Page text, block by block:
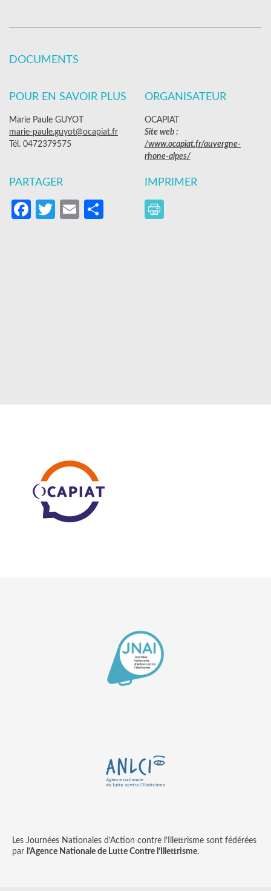
DOCUMENTS
POUR EN SAVOIR PLUS
Marie Paule GUYOT
marie-paule.guyot@ocapiat.fr
Tél. 0472379575
ORGANISATEUR
OCAPIAT
Site web :
/www.ocapiat.fr/auvergne-
rhone-alpes/
PARTAGER
Facebook
Twitter
EmailPartager
IMPRIMER
Les Journées Nationales d’Action contre l’Illettrisme sont fédérées
par l’Agence Nationale de Lutte Contre l’Illettrisme.